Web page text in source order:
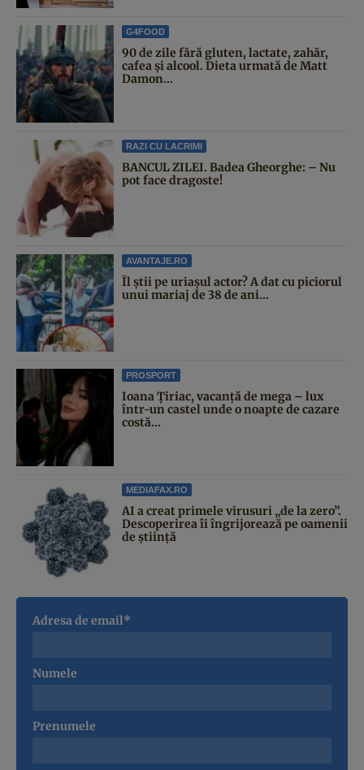
G4FOOD
90 de zile fără gluten, lactate, zahăr,
cafea și alcool. Dieta urmată de Matt
Damon...
RAZI CU LACRIMI
BANCUL ZILEI. Badea Gheorghe: – Nu
pot face dragoste!
AVANTAJE.RO
Îl știi pe uriașul actor? A dat cu piciorul
unui mariaj de 38 de ani...
PROSPORT
Ioana Țiriac, vacanță de mega – lux
într-un castel unde o noapte de cazare
costă...
MEDIAFAX.RO
AI a creat primele virusuri „de la zero”.
Descoperirea îi îngrijorează pe oamenii
de știință
Adresa de email*
Numele
Prenumele